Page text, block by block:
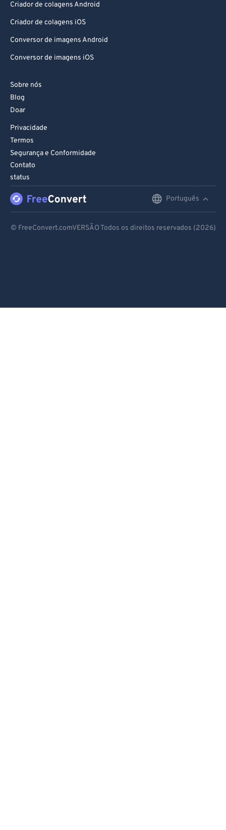
Criador de colagens Android
Criador de colagens iOS
Conversor de imagens Android
Conversor de imagens iOS
Sobre nós
Blog
Doar
Privacidade
Termos
Segurança e Conformidade
Contato
status
Português
© FreeConvert.comVERSÃO Todos os direitos reservados (2026)